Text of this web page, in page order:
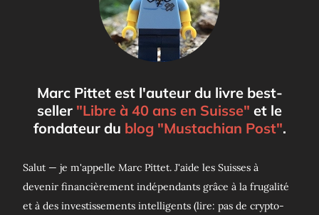
Marc Pittet est l'auteur du livre best-
seller "Libre à 40 ans en Suisse" et le
fondateur du blog "Mustachian Post".
Salut — je m'appelle Marc Pittet. J'aide les Suisses à
devenir financièrement indépendants grâce à la frugalité
et à des investissements intelligents (lire: pas de crypto-